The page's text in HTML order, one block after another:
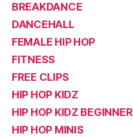
BREAKDANCE
DANCEHALL
FEMALE HIP HOP
FITNESS
FREE CLIPS
HIP HOP KIDZ
HIP HOP KIDZ BEGINNER
HIP HOP MINIS